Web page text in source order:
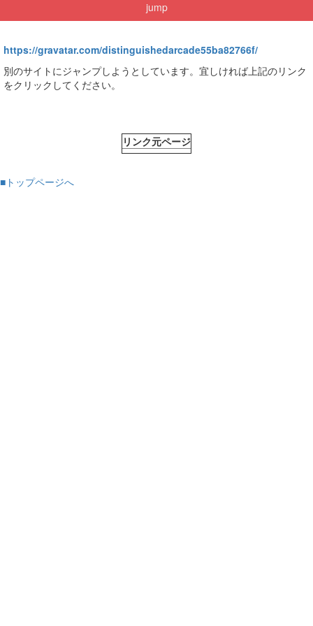
jump
https://gravatar.com/distinguishedarcade55ba82766f/
別のサイトにジャンプしようとしています。宜しければ上記のリンク
をクリックしてください。
リンク元ページ
■トップページへ